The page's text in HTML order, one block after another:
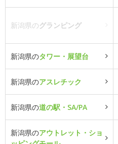
新潟県のグランピング
新潟県のタワー・展望台
新潟県のアスレチック
新潟県の道の駅・SA/PA
新潟県のアウトレット・ショ